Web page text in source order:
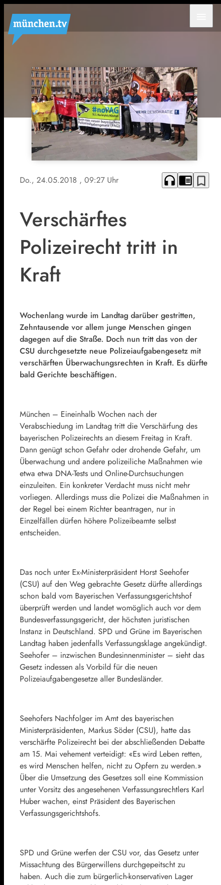
Do., 24.05.2018 , 09:27 Uhr headphones chrome_reader_mode bookmark_border
Verschärftes
Polizeirecht tritt in
Kraft
Wochenlang wurde im Landtag darüber gestritten,
Zehntausende vor allem junge Menschen gingen
dagegen auf die Straße. Doch nun tritt das von der
CSU durchgesetzte neue Polizeiaufgabengesetz mit
verschärften Überwachungsrechten in Kraft. Es dürfte
bald Gerichte beschäftigen.
München – Eineinhalb Wochen nach der
Verabschiedung im Landtag tritt die Verschärfung des
bayerischen Polizeirechts an diesem Freitag in Kraft.
Dann genügt schon Gefahr oder drohende Gefahr, um
Überwachung und andere polizeiliche Maßnahmen wie
etwa etwa DNA-Tests und Online-Durchsuchungen
einzuleiten. Ein konkreter Verdacht muss nicht mehr
vorliegen. Allerdings muss die Polizei die Maßnahmen in
der Regel bei einem Richter beantragen, nur in
Einzelfällen dürfen höhere Polizeibeamte selbst
entscheiden.
Das noch unter Ex-Ministerpräsident Horst Seehofer
(CSU) auf den Weg gebrachte Gesetz dürfte allerdings
schon bald vom Bayerischen Verfassungsgerichtshof
überprüft werden und landet womöglich auch vor dem
Bundesverfassungsgericht, der höchsten juristischen
Instanz in Deutschland. SPD und Grüne im Bayerischen
Landtag haben jedenfalls Verfassungsklage angekündigt.
Seehofer – inzwischen Bundesinnenminister – sieht das
Gesetz indessen als Vorbild für die neuen
Polizeiaufgabengesetze aller Bundesländer.
Seehofers Nachfolger im Amt des bayerischen
Ministerpräsidenten, Markus Söder (CSU), hatte das
verschärfte Polizeirecht bei der abschließenden Debatte
am 15. Mai vehement verteidigt: «Es wird Leben retten,
es wird Menschen helfen, nicht zu Opfern zu werden.»
Über die Umsetzung des Gesetzes soll eine Kommission
unter Vorsitz des angesehenen Verfassungsrechtlers Karl
Huber wachen, einst Präsident des Bayerischen
Verfassungsgerichtshofs.
SPD und Grüne werfen der CSU vor, das Gesetz unter
Missachtung des Bürgerwillens durchgepeitscht zu
haben. Auch die zum bürgerlich-konservativen Lager